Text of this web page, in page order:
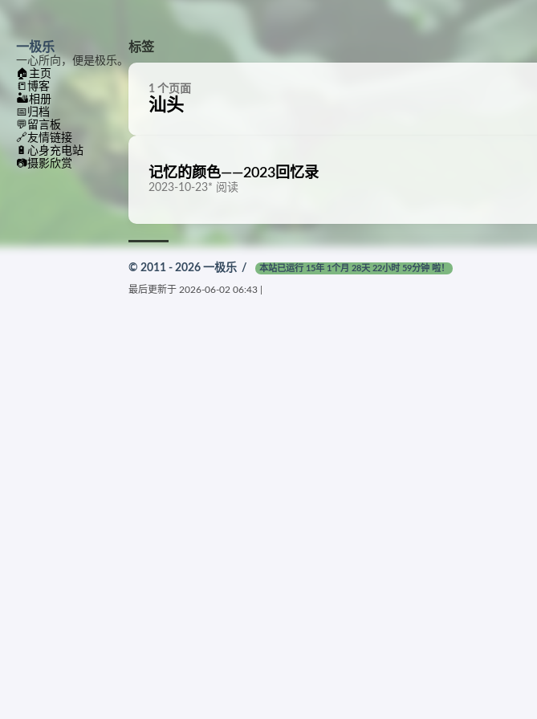
一极乐
一心所向，便是极乐。
🏠 主页
📒 博客
🏜️相册
📅 归档
💬留言板
🔗友情链接
🔋 心身充电站
📷摄影欣赏
标签
1 个页面
汕头
记忆的颜色——2023回忆录
2023-10-23* 阅读
© 2011 - 2026 一极乐 / 本站已运行 15年 1个月 28天 22小时 59分钟 啦！
最后更新于 2026-06-02 06:43